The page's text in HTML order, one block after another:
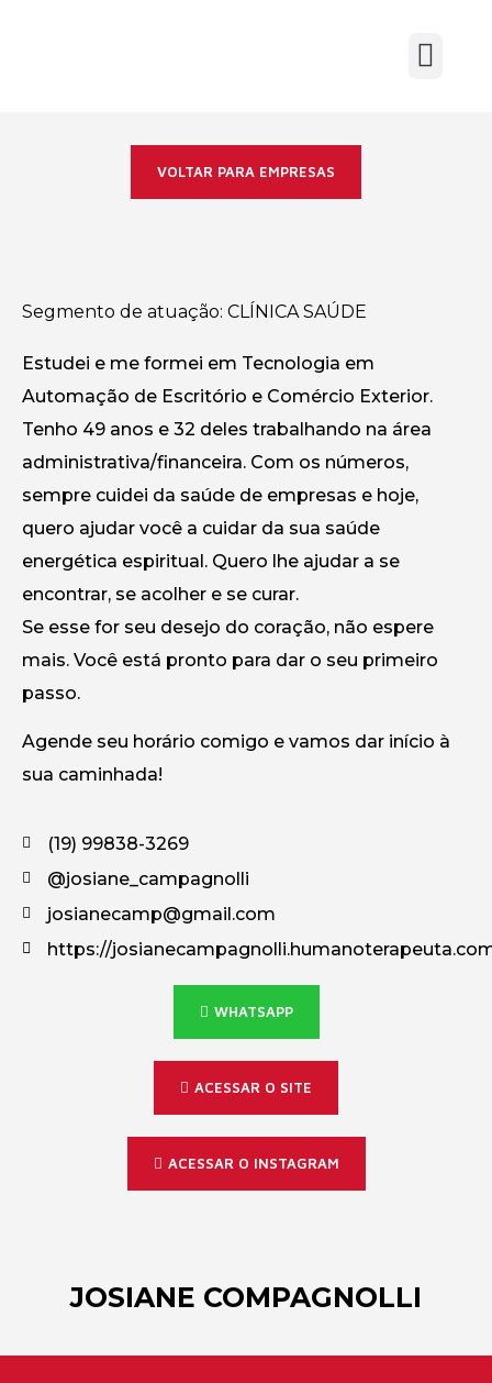
VOLTAR PARA EMPRESAS
Segmento de atuação: CLÍNICA SAÚDE
Estudei e me formei em Tecnologia em
Automação de Escritório e Comércio Exterior.
Tenho 49 anos e 32 deles trabalhando na área
administrativa/financeira. Com os números,
sempre cuidei da saúde de empresas e hoje,
quero ajudar você a cuidar da sua saúde
energética espiritual. Quero lhe ajudar a se
encontrar, se acolher e se curar.
Se esse for seu desejo do coração, não espere
mais. Você está pronto para dar o seu primeiro
passo.
Agende seu horário comigo e vamos dar início à
sua caminhada!
(19) 99838-3269
@josiane_campagnolli
josianecamp@gmail.com
https://
WHATSAPP
ACESSAR O SITE
ACESSAR O INSTAGRAM
JOSIANE COMPAGNOLLI